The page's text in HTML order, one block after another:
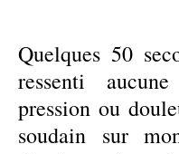
Quelques 50
ressenti
pression ou
soudain sur